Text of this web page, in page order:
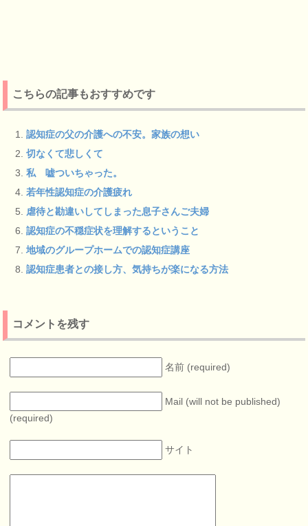
こちらの記事もおすすめです
認知症の父の介護への不安。家族の想い
切なくて悲しくて
私 嘘ついちゃった。
若年性認知症の介護疲れ
虐待と勘違いしてしまった息子さんご夫婦
認知症の不穏症状を理解するということ
地域のグループホームでの認知症講座
認知症患者との接し方、気持ちが楽になる方法
コメントを残す
名前 (required)
Mail (will not be published)
(required)
サイト